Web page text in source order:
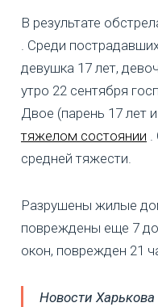
В результате
. Среди
девушка 17 лет,
утро 22 сентября
Двое (парень 17 лет
тяжелом состоянии .
средней тяжести.
Разрушены жилые
повреждены еще 7
окон, поврежден 21
Новости Харькова